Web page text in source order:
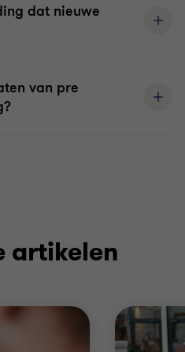
dat nieuwe
van pre
artikelen